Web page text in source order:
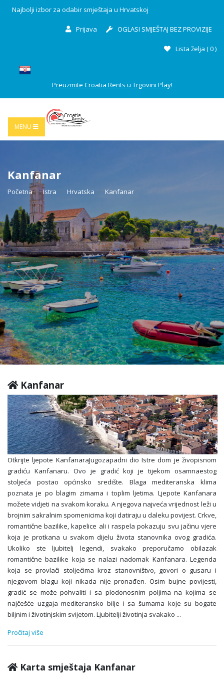
Najbolji izbor za odabir smještaja u Hrvatskoj
Prijava OGLASI SMJEŠTAJ BEZ PROVIZIJE
Lista želja (0)
Preuzmite Croatia Rents u Trgovini Play!
MENU
Kanfanar
Početna Istra Hrvatska Kanfanar
Kanfanar
Otkrijte ljepote KanfanaraJugozapadni dio Istre dom je živopisnom
gradiću Kanfanaru. Ovo je gradić koji je tijekom osamnaestog
stoljeća postao općinsko središte. Blaga mediteranska klima
poznata je po blagim zimama i toplim ljetima. Ljepote Kanfanara
možete vidjeti na svakom koraku. A njegova najveća vrijednost leži u
brojnim sakralnim spomenicima koji datiraju u daleku povijest. Crkve,
romantične bazilike, kapelice ali i raspela pokazuju svu jačinu vjere
koja je protkana u svakom dijelu života stanovnika ovog gradića.
Ukoliko ste ljubitelj legendi, svakako preporučamo obilazak
romantične bazilike koja se nalazi nadomak Kanfanara. Legenda
koja se provlači stoljećima kroz stanovništvo, govori o gusaru i
njegovom blagu koji nikada nije pronađen. Osim bujne povijesti,
gradić se može pohvaliti i sa plodonosnim poljima na kojima se
najčešće uzgaja mediteransko bilje i sa šumama koje su bogate
biljnim i životinjskim svijetom. Ljubitelji životinja svakako ...
Pročitaj više
Karta smještaja Kanfanar